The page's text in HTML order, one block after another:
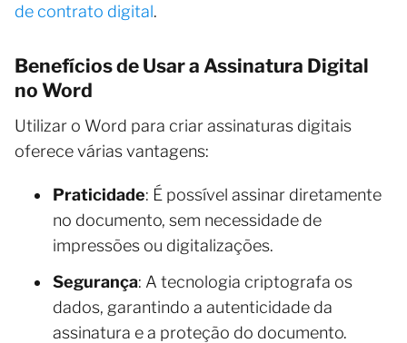
de contrato digital.
Benefícios de Usar a Assinatura Digital
no Word
Utilizar o Word para criar assinaturas digitais
oferece várias vantagens:
Praticidade: É possível assinar diretamente
no documento, sem necessidade de
impressões ou digitalizações.
Segurança: A tecnologia criptografa os
dados, garantindo a autenticidade da
assinatura e a proteção do documento.